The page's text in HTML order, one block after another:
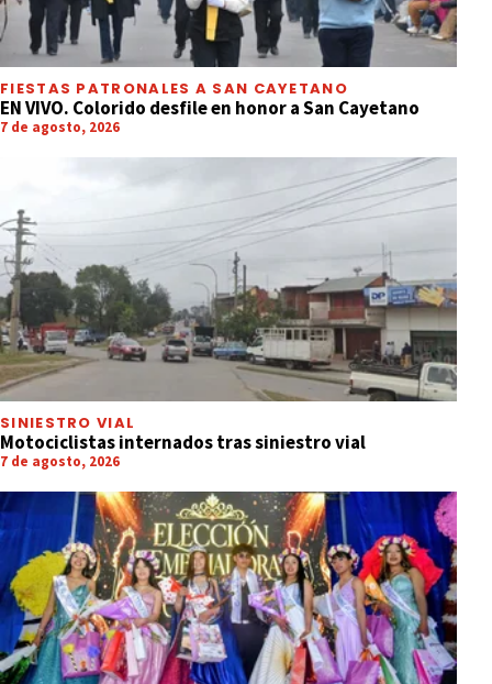
FIESTAS PATRONALES A SAN CAYETANO
EN VIVO. Colorido desfile en honor a San Cayetano
7 de agosto, 2026
SINIESTRO VIAL
Motociclistas internados tras siniestro vial
7 de agosto, 2026